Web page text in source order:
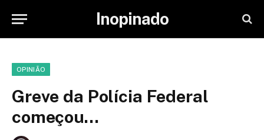
Inopinado
OPINIÃO
Greve da Polícia Federal
começou…